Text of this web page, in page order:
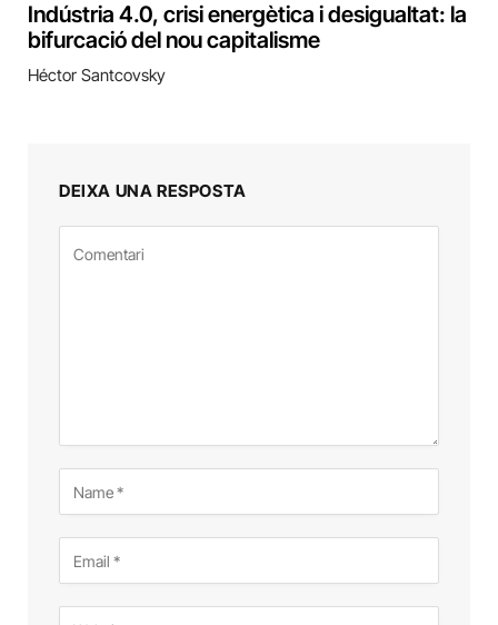
Indústria 4.0, crisi energètica i desigualtat: la
bifurcació del nou capitalisme
Héctor Santcovsky
DEIXA UNA RESPOSTA